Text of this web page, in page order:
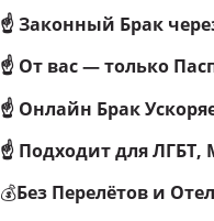
☝Законный Брак
☝ От вас — только
☝ Онлайн Брак
☝ Подходит для ЛГБТ,
💰Без Перелётов и